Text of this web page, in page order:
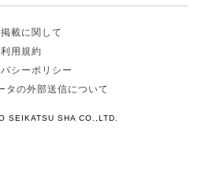
載に関して
利用規約
シーポリシー
タの外部送信について
SEIKATSU SHA CO.,LTD.